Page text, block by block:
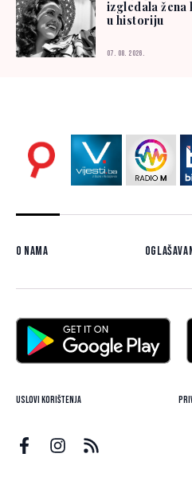
izgledala žena
u historiju
07. 08. 2026.
O nama
Uslovi korištenja